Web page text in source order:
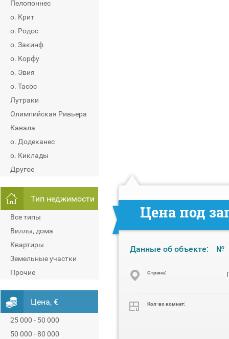
Пелопоннес
о. Крит
о. Родос
о. Закинф
о. Корфу
о. Эвия
о. Тасос
Лутраки
Олимпийская Ривьера
Кавала
о. Додеканес
о. Киклады
Другое
Тип неджимости
Все типы
Виллы, дома
Квартиры
Земельные участки
Прочие
Цена, €
25 000 - 50 000
50 000 - 80 000
Цена под
Данные об объекте: №
Cтрана:
Кол-во комнат: